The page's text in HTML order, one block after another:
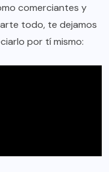
comerciantes y
todo, te dejamos
por tí mismo: